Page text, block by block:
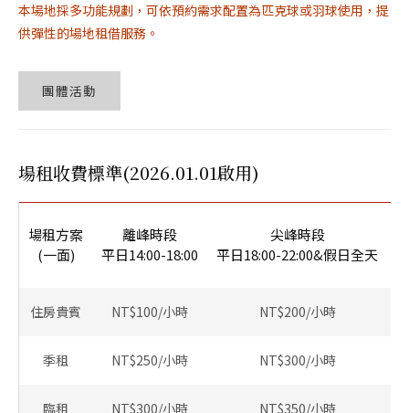
本場地採多功能規劃，可依預約需求配置為匹克球或羽球使用，提
供彈性的場地租借服務。
團體活動
場租收費標準(2026.01.01啟用)
場租方案
(一面)
離峰時段
平日14:00-18:00
尖峰時段
平日18:00-22:00&假日全天
住房貴賓 NT$100/小時 NT$200/小時
季租 NT$250/小時 NT$300/小時
臨租 NT$300/小時 NT$350/小時